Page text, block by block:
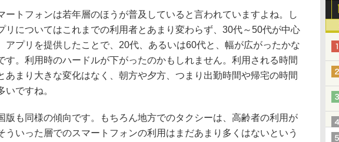
トフォンは若年層のほうが普及していると言われていますよね。し
リについてはこれまでの利用者とあまり変わらず、30代～50代が中心
アプリを提供したことで、20代、あるいは60代と、幅が広がったかな
す。利用時のハードルが下がったのかもしれません。利用される時間
あまり大きな変化はなく、朝方や夕方、つまり出勤時間や帰宅の時間
いですね。
も同様の傾向です。もちろん地方でのタクシーは、高齢者の利用が
ういった層でのスマートフォンの利用はまだあまり多くはないという